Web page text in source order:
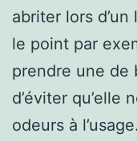
abriter lors
le point par
prendre une de
d’éviter qu’elle
odeurs à